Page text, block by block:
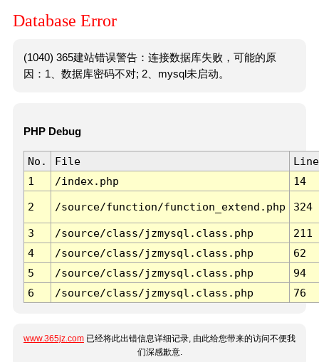
Database Error
(1040) 365建站错误警告：连接数据库失败，可能的原
因：1、数据库密码不对; 2、mysql未启动。
PHP Debug
No. File
Line
1
/index.php 14
2 /source/function/function_extend.php 324
3 /source/class/jzmysql.class.php
211
4
/source/class/jzmysql.class.php
62
5
/source/class/jzmysql.class.php
94
6
/source/class/jzmysql.class.php 76
www.365jz.com 已经将此出错信息详细记录, 由此给您带来的访问不便我
们深感歉意.